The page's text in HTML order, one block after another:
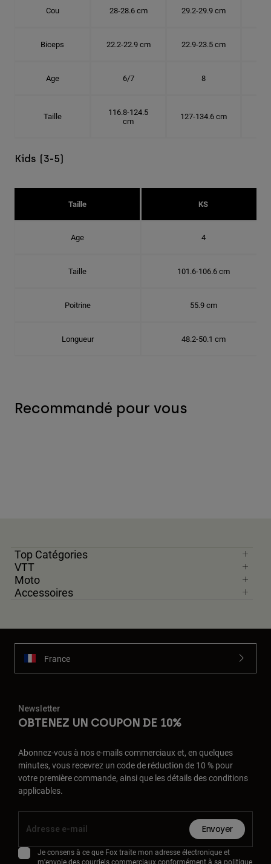
Cou 28-28.6 cm 29.2-29.9 cm
Biceps 22.2-22.9 cm 22.9-23.5 cm
Age 6/7 8
Taille
116.8-124.5
cm
127-134.6 cm
Kids (3-5)
Taille KS
Age 4
Taille 101.6-106.6 cm
Poitrine 55.9 cm
Longueur 48.2-50.1 cm
Recommandé pour vous
Top Catégories
VTT
Moto
Accessoires
France
Newsletter
OBTENEZ UN COUPON DE 10%
Abonnez-vous à nos e-mails commerciaux et, en quelques
minutes, vous recevrez un code de réduction de 10 % pour
votre première commande, ainsi que les détails des conditions
applicables.
Envoyer
Je consens à ce que Fox traite mon adresse électronique et
m'envoie des courriels commerciaux conformément à sa politique